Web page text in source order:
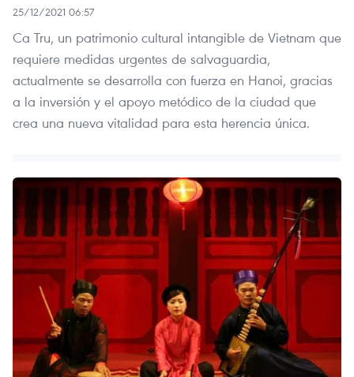
25/12/2021 06:57
Ca Tru, un patrimonio cultural intangible de Vietnam que
requiere medidas urgentes de salvaguardia,
actualmente se desarrolla con fuerza en Hanoi, gracias
a la inversión y el apoyo metódico de la ciudad que
crea una nueva vitalidad para esta herencia única.